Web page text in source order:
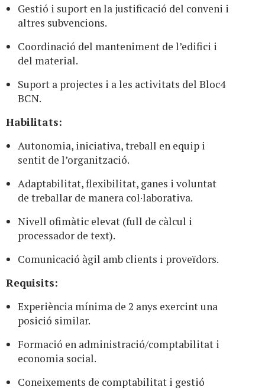
Gestió i suport en la justificació del conveni i
altres subvencions.
Coordinació del manteniment de l’edifici i
del material.
Suport a projectes i a les activitats del Bloc4
BCN.
Habilitats:
Autonomia, iniciativa, treball en equip i
sentit de l’organització.
Adaptabilitat, flexibilitat, ganes i voluntat
de treballar de manera col·laborativa.
Nivell ofimàtic elevat (full de càlcul i
processador de text).
Comunicació àgil amb clients i proveïdors.
Requisits:
Experiència mínima de 2 anys exercint una
posició similar.
Formació en administració/comptabilitat i
economia social.
Coneixements de comptabilitat i gestió